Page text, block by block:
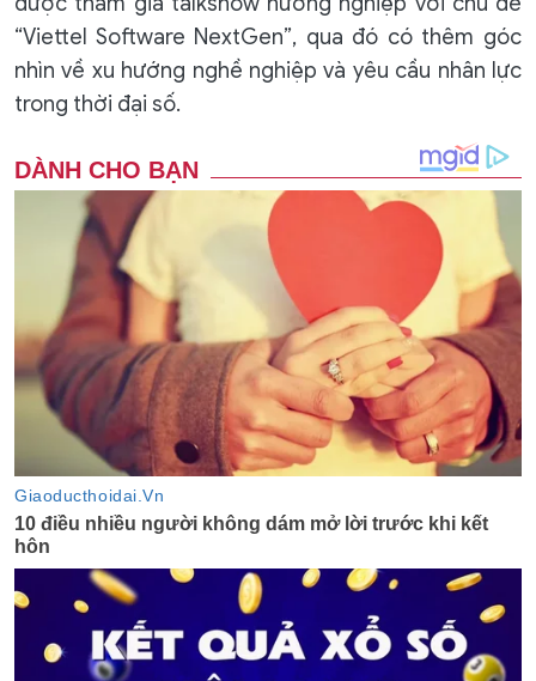
“Viettel Software NextGen”, qua đó có thêm góc
nhìn về xu hướng nghề nghiệp và yêu cầu nhân lực
trong thời đại số.